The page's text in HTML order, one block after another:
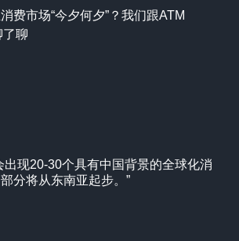
出现20-30个具有中国背景的全球化消
分将从东南亚起步。”